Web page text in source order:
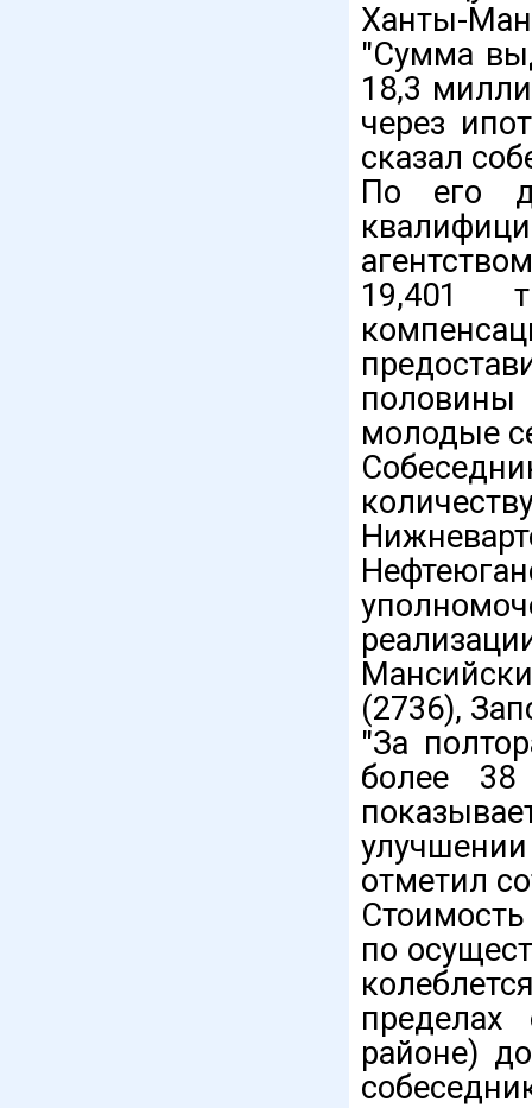
Ханты-
"Сумма
18,3
через
сказал
По его
19,401
молодые
(2736),
"За
более
отметил
по
районе)